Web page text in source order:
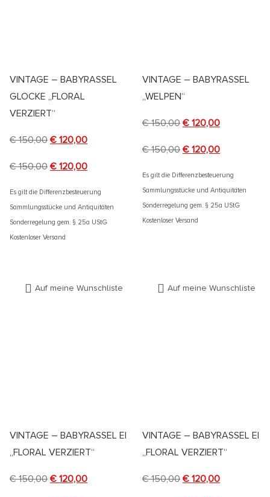
VINTAGE – BABYRASSEL
GLOCKE „FLORAL
VERZIERT“
€150,00 € 120,00
€150,00 € 120,00
Es gilt die Differenzbesteuerung
Sammlungsstücke und Antiquitäten
Sonderregelung gem. § 25a UStG
Kostenloser Versand
VINTAGE – BABYRASSEL
„WELPEN“
€150,00 € 120,00
€150,00 € 120,00
Es gilt die Differenzbesteuerung
Sammlungsstücke und Antiquitäten
Sonderregelung gem. § 25a UStG
Kostenloser Versand
Auf meine Wunschliste
VINTAGE – BABYRASSEL EI
„FLORAL VERZIERT“
€150,00 € 120,00
Auf meine Wunschliste
VINTAGE – BABYRASSEL EI
„FLORAL VERZIERT“
€150,00 € 120,00